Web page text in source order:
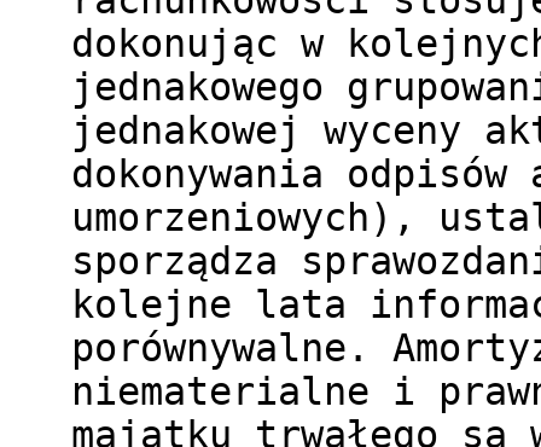
dokonując w
jednakowego
jednakowej wyceny
dokonywania
umorzeniowych),
sporządza
kolejne lata
porównywalne.
niematerialne i
majątku trwałego są